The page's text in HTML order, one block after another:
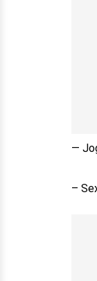
—
–